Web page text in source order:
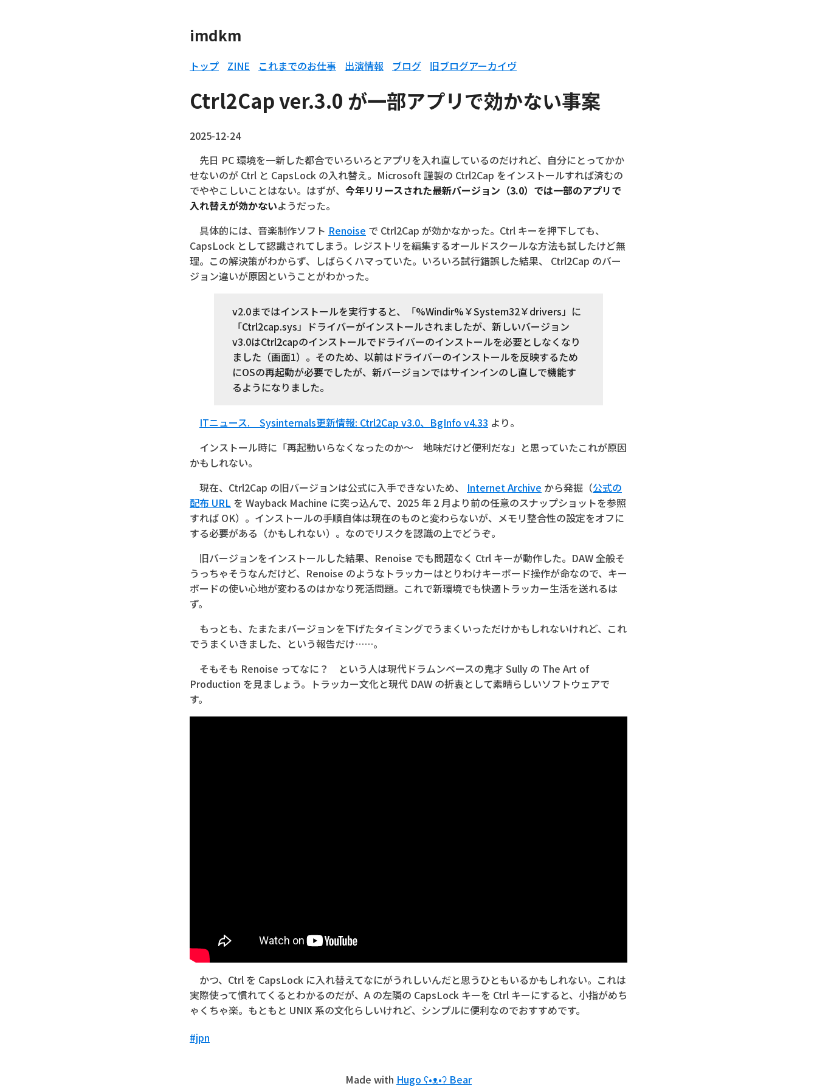
imdkm
トップ ZINE これまでのお仕事 出演情報 ブログ 旧ブログアーカイヴ
Ctrl2Cap ver.3.0 が一部アプリで効かない事案
2025-12-24
先日 PC 環境を一新した都合でいろいろとアプリを入れ直しているのだけれど、自分にとってかか
せないのが Ctrl と CapsLock の入れ替え。Microsoft 謹製の Ctrl2Cap をインストールすれば済むの
でややこしいことはない。はずが、 今年リリースされた最新バージョン（3.0）では一部のアプリで
入れ替えが効かないようだった。
具体的には、音楽制作ソフト Renoise で Ctrl2Cap が効かなかった。Ctrl キーを押下しても、
CapsLock として認識されてしまう。レジストリを編集するオールドスクールな方法も試したけど無
理。この解決策がわからず、しばらくハマっていた。いろいろ試行錯誤した結果、 Ctrl2Cap のバー
ジョン違いが原因ということがわかった。
v2.0まではインストールを実行すると、「%Windir%￥System32￥drivers」に
「Ctrl2cap.sys」ドライバーがインストールされましたが、新しいバージョン
v3.0はCtrl2capのインストールでドライバーのインストールを必要としなくなり
ました（画面1）。そのため、以前はドライバーのインストールを反映するため
にOSの再起動が必要でしたが、新バージョンではサインインのし直しで機能す
るようになりました。
ITニュース. Sysinternals更新情報: Ctrl2Cap v3.0、BgInfo v4.33 より。
インストール時に「再起動いらなくなったのか～ 地味だけど便利だな」と思っていたこれが原因
かもしれない。
現在、Ctrl2Cap の旧バージョンは公式に入手できないため、 Internet Archive から発掘（公式の
配布 URL を Wayback Machine に突っ込んで、2025 年 2 月より前の任意のスナップショットを参照
すれば OK）。インストールの手順自体は現在のものと変わらないが、メモリ整合性の設定をオフに
する必要がある（かもしれない）。なのでリスクを認識の上でどうぞ。
旧バージョンをインストールした結果、Renoise でも問題なく Ctrl キーが動作した。DAW 全般そ
うっちゃそうなんだけど、Renoise のようなトラッカーはとりわけキーボード操作が命なので、キー
ボードの使い心地が変わるのはかなり死活問題。これで新環境でも快適トラッカー生活を送れるは
ず。
もっとも、たまたまバージョンを下げたタイミングでうまくいっただけかもしれないけれど、これ
でうまくいきました、という報告だけ……。
そもそも Renoise ってなに？ という人は現代ドラムンベースの鬼才 Sully の The Art of
Production を見ましょう。トラッカー文化と現代 DAW の折衷として素晴らしいソフトウェアで
す。
かつ、Ctrl を CapsLock に入れ替えてなにがうれしいんだと思うひともいるかもしれない。これは
実際使って慣れてくるとわかるのだが、A の左隣の CapsLock キーを Ctrl キーにすると、小指がめち
ゃくちゃ楽。もともと UNIX 系の文化らしいけれど、シンプルに便利なのでおすすめです。
#jpn
Made with Hugo ʕ•ᴥ•ʔ Bear